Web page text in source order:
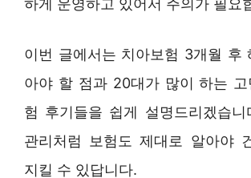
하게 운영하고 있어서 주의가 필요
이번 글에서는 치아보험 3개월 후
아야 할 점과 20대가 많이 하는 고
험 후기들을 쉽게 설명드리겠습
관리처럼 보험도 제대로 알아야
지킬 수 있답니다.